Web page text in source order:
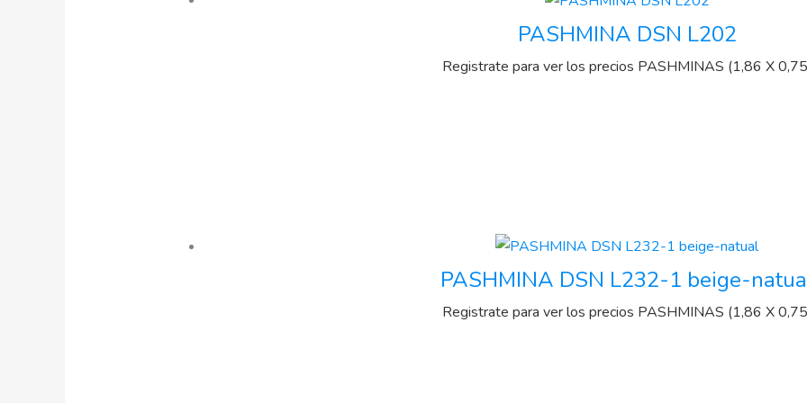
PASHMINA DSN L202
Registrate para ver los precios PASHMINAS (1,86 X
PASHMINA DSN L232-1 beige-
Registrate para ver los precios PASHMINAS (1,86 X